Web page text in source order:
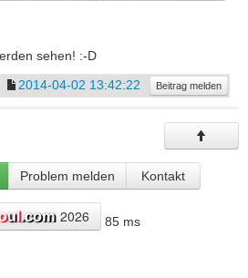
sehen! :-D
2014-04-02 13:42:22
Beitrag melden
Problem melden Kontakt
2026 85 ms